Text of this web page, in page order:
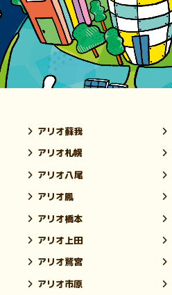
アリオ蘇我
アリオ札幌
アリオ八尾
アリオ鳳
アリオ橋本
アリオ上田
アリオ鷲宮
アリオ市原